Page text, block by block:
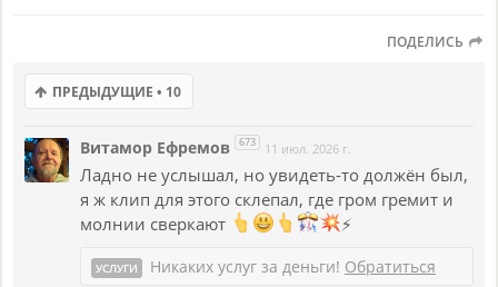
Проведем художественный анализ по ключевым
уровням.
1. Композиция и драматургия
Текст построен по классическому трехчастному
драматическому принципу, напоминающему структуру
симфонии или исповеди:
Тезис (Прошлое): Первый куплет рисует образ «золотого
века» души. Это время детства, чистоты и безграничной
ПОДЕЛИСЬ
ПРЕДЫДУЩИЕ • 10
Витамор Ефремов 673 11 июл. 2026 г.
Ладно не услышал, но увидеть-то должён был,
я ж клип для этого склепал, где гром гремит и
молнии сверкают
⚡
УСЛУГИ Никаких услуг за деньги! Обратиться